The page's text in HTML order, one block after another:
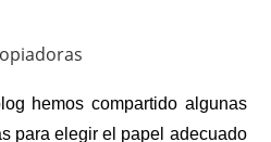
hemos compartido algunas
para elegir el papel adecuado